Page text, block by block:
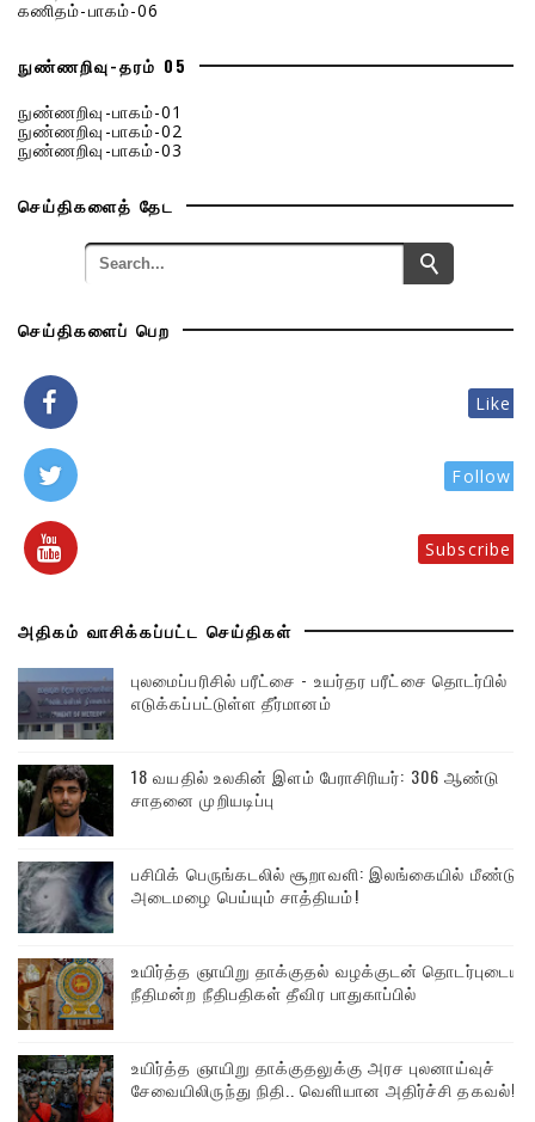
கணிதம்-பாகம்-06
நுண்ணறிவு-தரம் 05
நுண்ணறிவு-பாகம்-01
நுண்ணறிவு-பாகம்-02
நுண்ணறிவு-பாகம்-03
செய்திகளைத் தேட
செய்திகளைப் பெற
Like
Follow
Subscribe
அதிகம் வாசிக்கப்பட்ட செய்திகள்
புலமைப்பரிசில் பரீட்சை - உயர்தர பரீட்சை தொடர்பில்
எடுக்கப்பட்டுள்ள தீர்மானம்
18 வயதில் உலகின் இளம் பேராசிரியர்: 306 ஆண்டு
சாதனை முறியடிப்பு
பசிபிக் பெருங்கடலில் சூறாவளி: இலங்கையில் மீண்டும்
அடைமழை பெய்யும் சாத்தியம்!
உயிர்த்த ஞாயிறு தாக்குதல் வழக்குடன் தொடர்புடைய
நீதிமன்ற நீதிபதிகள் தீவிர பாதுகாப்பில்
உயிர்த்த ஞாயிறு தாக்குதலுக்கு அரச புலனாய்வுச்
சேவையிலிருந்து நிதி.. வெளியான அதிர்ச்சி தகவல்!